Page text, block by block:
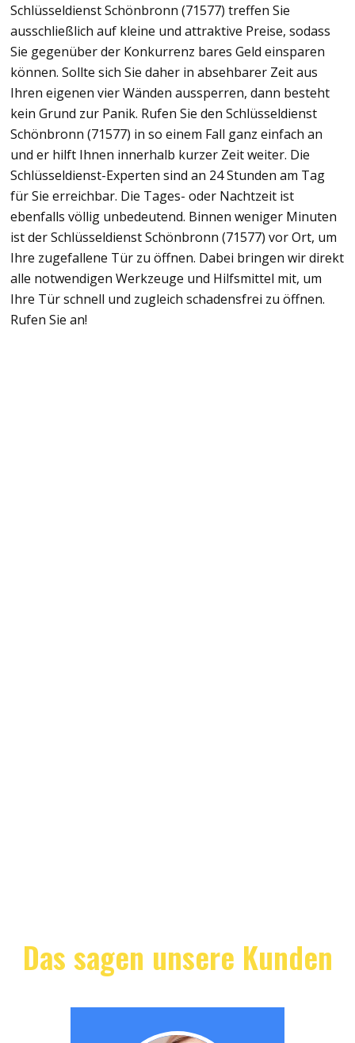
Schlüsseldienst Schönbronn (71577) treffen Sie
ausschließlich auf kleine und attraktive Preise, sodass
Sie gegenüber der Konkurrenz bares Geld einsparen
können. Sollte sich Sie daher in absehbarer Zeit aus
Ihren eigenen vier Wänden aussperren, dann besteht
kein Grund zur Panik. Rufen Sie den Schlüsseldienst
Schönbronn (71577) in so einem Fall ganz einfach an
und er hilft Ihnen innerhalb kurzer Zeit weiter. Die
Schlüsseldienst-Experten sind an 24 Stunden am Tag
für Sie erreichbar. Die Tages- oder Nachtzeit ist
ebenfalls völlig unbedeutend. Binnen weniger Minuten
ist der Schlüsseldienst Schönbronn (71577) vor Ort, um
Ihre zugefallene Tür zu öffnen. Dabei bringen wir direkt
alle notwendigen Werkzeuge und Hilfsmittel mit, um
Ihre Tür schnell und zugleich schadensfrei zu öffnen.
Rufen Sie an!
Das sagen unsere Kunden